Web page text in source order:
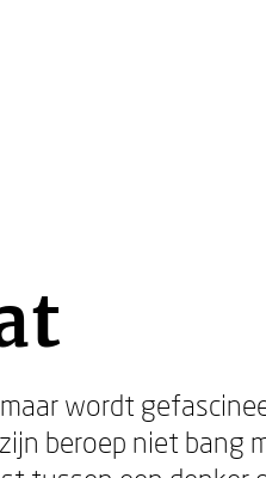
wordt
beroep niet bang